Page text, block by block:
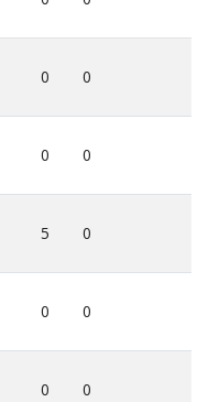
0 0
0 0
5 0
0 0
0 0